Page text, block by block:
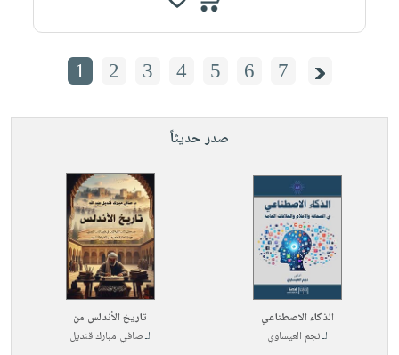
1 2 3 4 5 6 7
صدر حديثاً
الذكاء الاصطناعي
لـنجم العيساوي
تاريخ الأندلس من
لـصافي مبارك قنديل